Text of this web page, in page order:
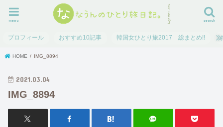
search
menu
プロフィール おすすめ10記事 韓国女ひとり旅2017 総まとめ!!
HOME IMG_8894
2021.03.04
IMG_8894